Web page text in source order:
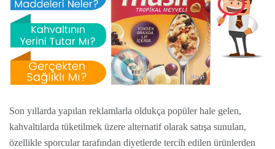
Son yıllarda yapılan reklamlarla oldukça popüler hale gelen,
kahvaltılarda tüketilmek üzere alternatif olarak satışa sunulan,
özellikle sporcular tarafından diyetlerde tercih edilen ürünlerden